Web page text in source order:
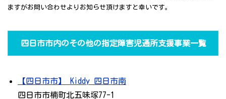
ますがお問い合わせよりお知らせ頂けますと幸いです。
四日市市内のその他の指定障害児通所支援事業一覧
【四日市市】 Kiddy 四日市南
四日市市楠町北五味塚77-1